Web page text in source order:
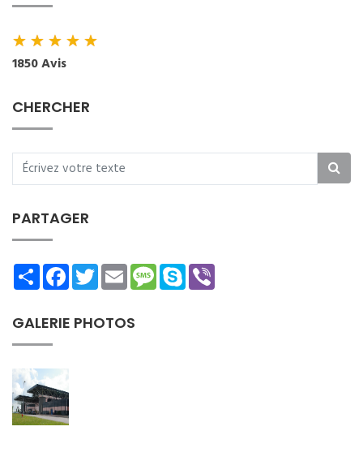
★★★★★
1850 Avis
CHERCHER
PARTAGER
ShareFacebookTwitterEmailMessage
Skype
GALERIE PHOTOS